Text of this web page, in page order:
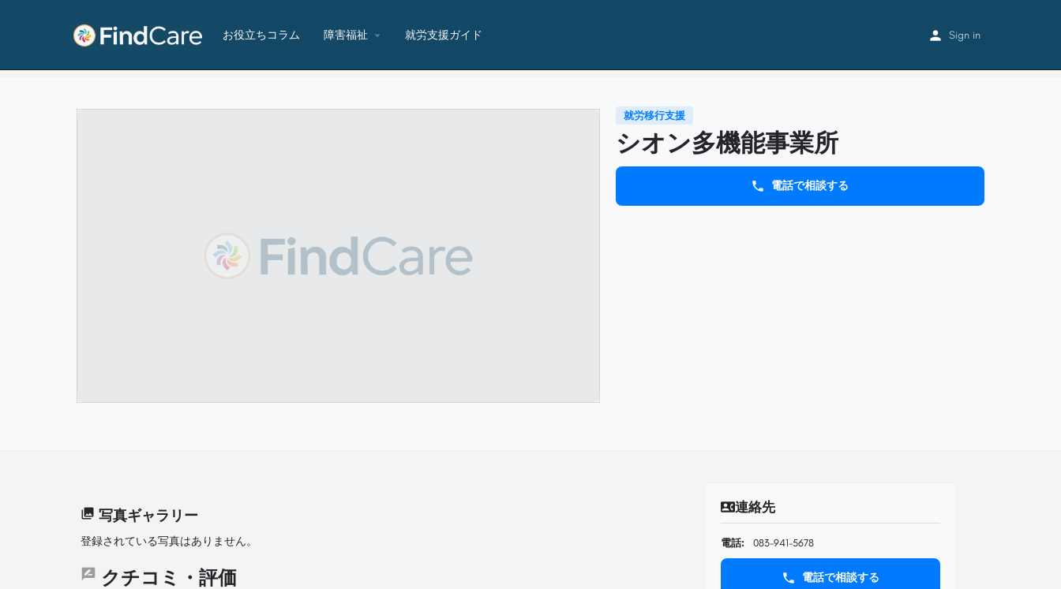
お役立ちコラム 障害福祉 就労支援ガイド Sign in
シオン多機能事業所 Listings シオン多機能事業所
就労移行支援
シオン多機能事業所
電話で相談する
写真ギャラリー
登録されている写真はありません。
クチコミ・評価
連絡先
電話: 083-941-5678
電話で相談する